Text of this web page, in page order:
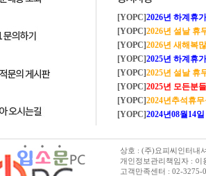
[YOPC]2026년 하계휴가 8/1~8/4
[YOPC]2026년 설날 휴
[YOPC]2026년 새해복많
[YOPC]2025년 하계휴가 8/2~8/5
[YOPC]2025년 설날 휴
[YOPC]2025년 모든분들 새해복
[YOPC]2024년추석휴
[YOPC]2024년08월14일 수요일 택
상호 : (주)요피씨인터내
개인정보관리책임자 : 이
고객만족센터 : 02-3275-